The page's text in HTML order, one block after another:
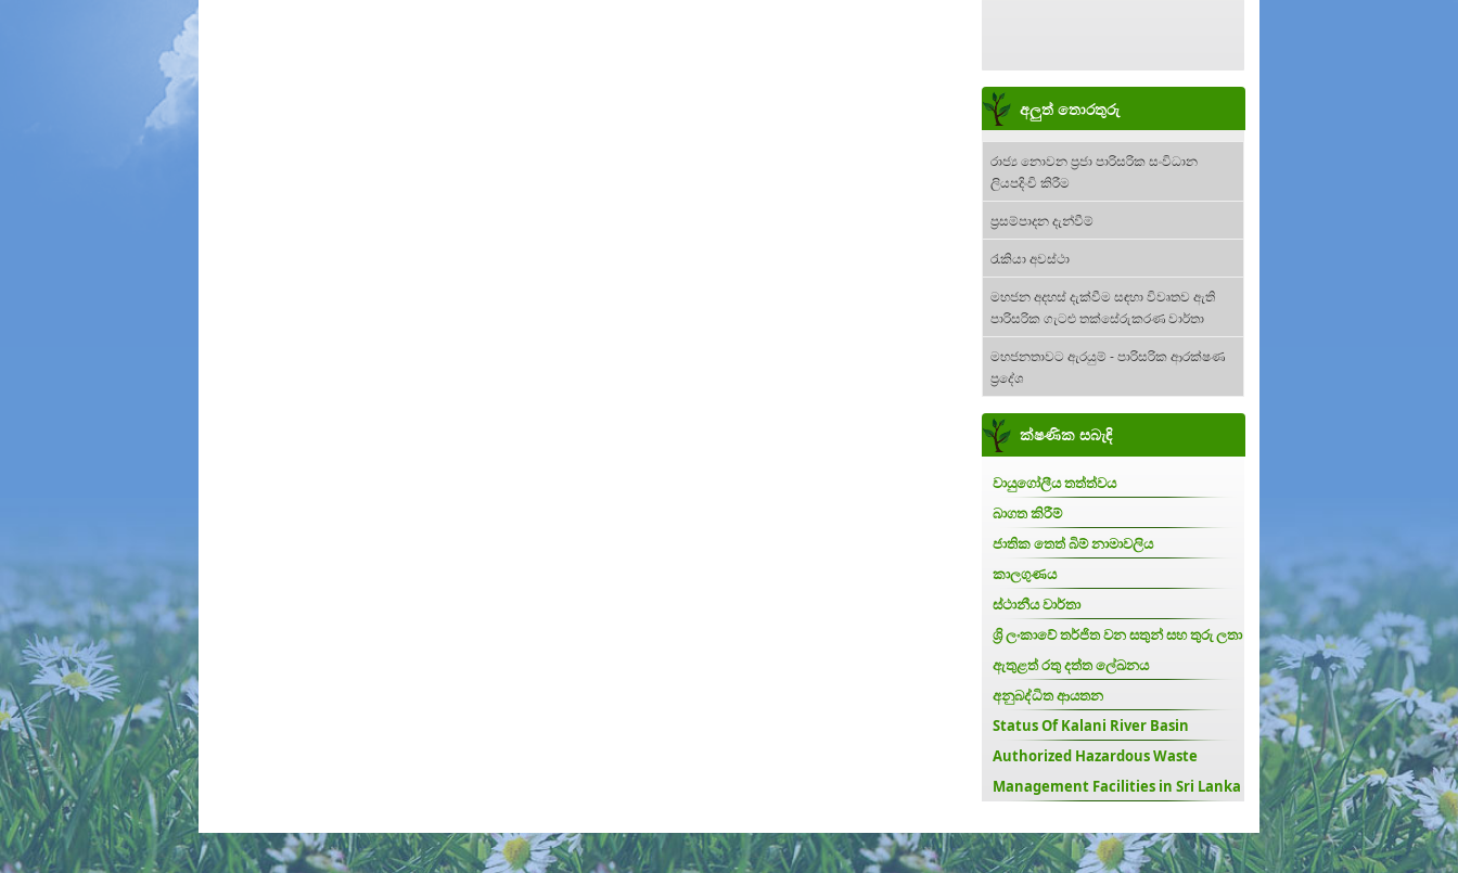
අලුත් තොරතුරු
රාජ්‍ය නොවන ප්‍රජා පාරිසරික සංවිධාන
ලියපදිංචි කිරීම
ප්‍රසම්පාදන දැන්වීම්
රැකියා අවස්ථා
මහජන අදහස් දැක්වීම සඳහා විවෘතව ඇති
පාරිසරික ගැටළු තක්සේරුකරණ වාර්තා
මහජනතාවට ඇරයුම් - පාරිසරික ආරක්ෂණ
ප්‍රදේශ
ක්ෂණික සබැඳි
වායුගෝලීය තත්ත්වය
බාගත කිරීම්
ජාතික තෙත් බිම් නාමාවලිය
කාලගුණය
ස්ථානීය වාර්තා
ශ්‍රි ලංකාවේ තර්ජිත වන සතුන් සහ තුරු ලතා
ඇතුළත් රතු දත්ත ලේඛනය
අනුබද්ධිත ආයතන
Status Of Kalani River Basin
Authorized Hazardous Waste
Management Facilities in Sri Lanka